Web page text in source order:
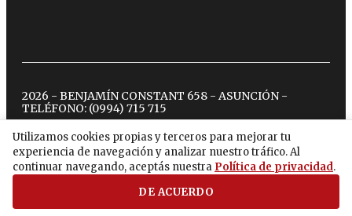
Utilizamos cookies propias y terceros para mejorar tu
experiencia de navegación y analizar nuestro tráfico. Al
continuar navegando, aceptás nuestra Política de privacidad.
DE ACUERDO
2026 - BENJAMÍN CONSTANT 658 - ASUNCIÓN -
TELÉFONO: (0994) 715 715
twitterinstagram
facebook
tiktokyoutubespotify